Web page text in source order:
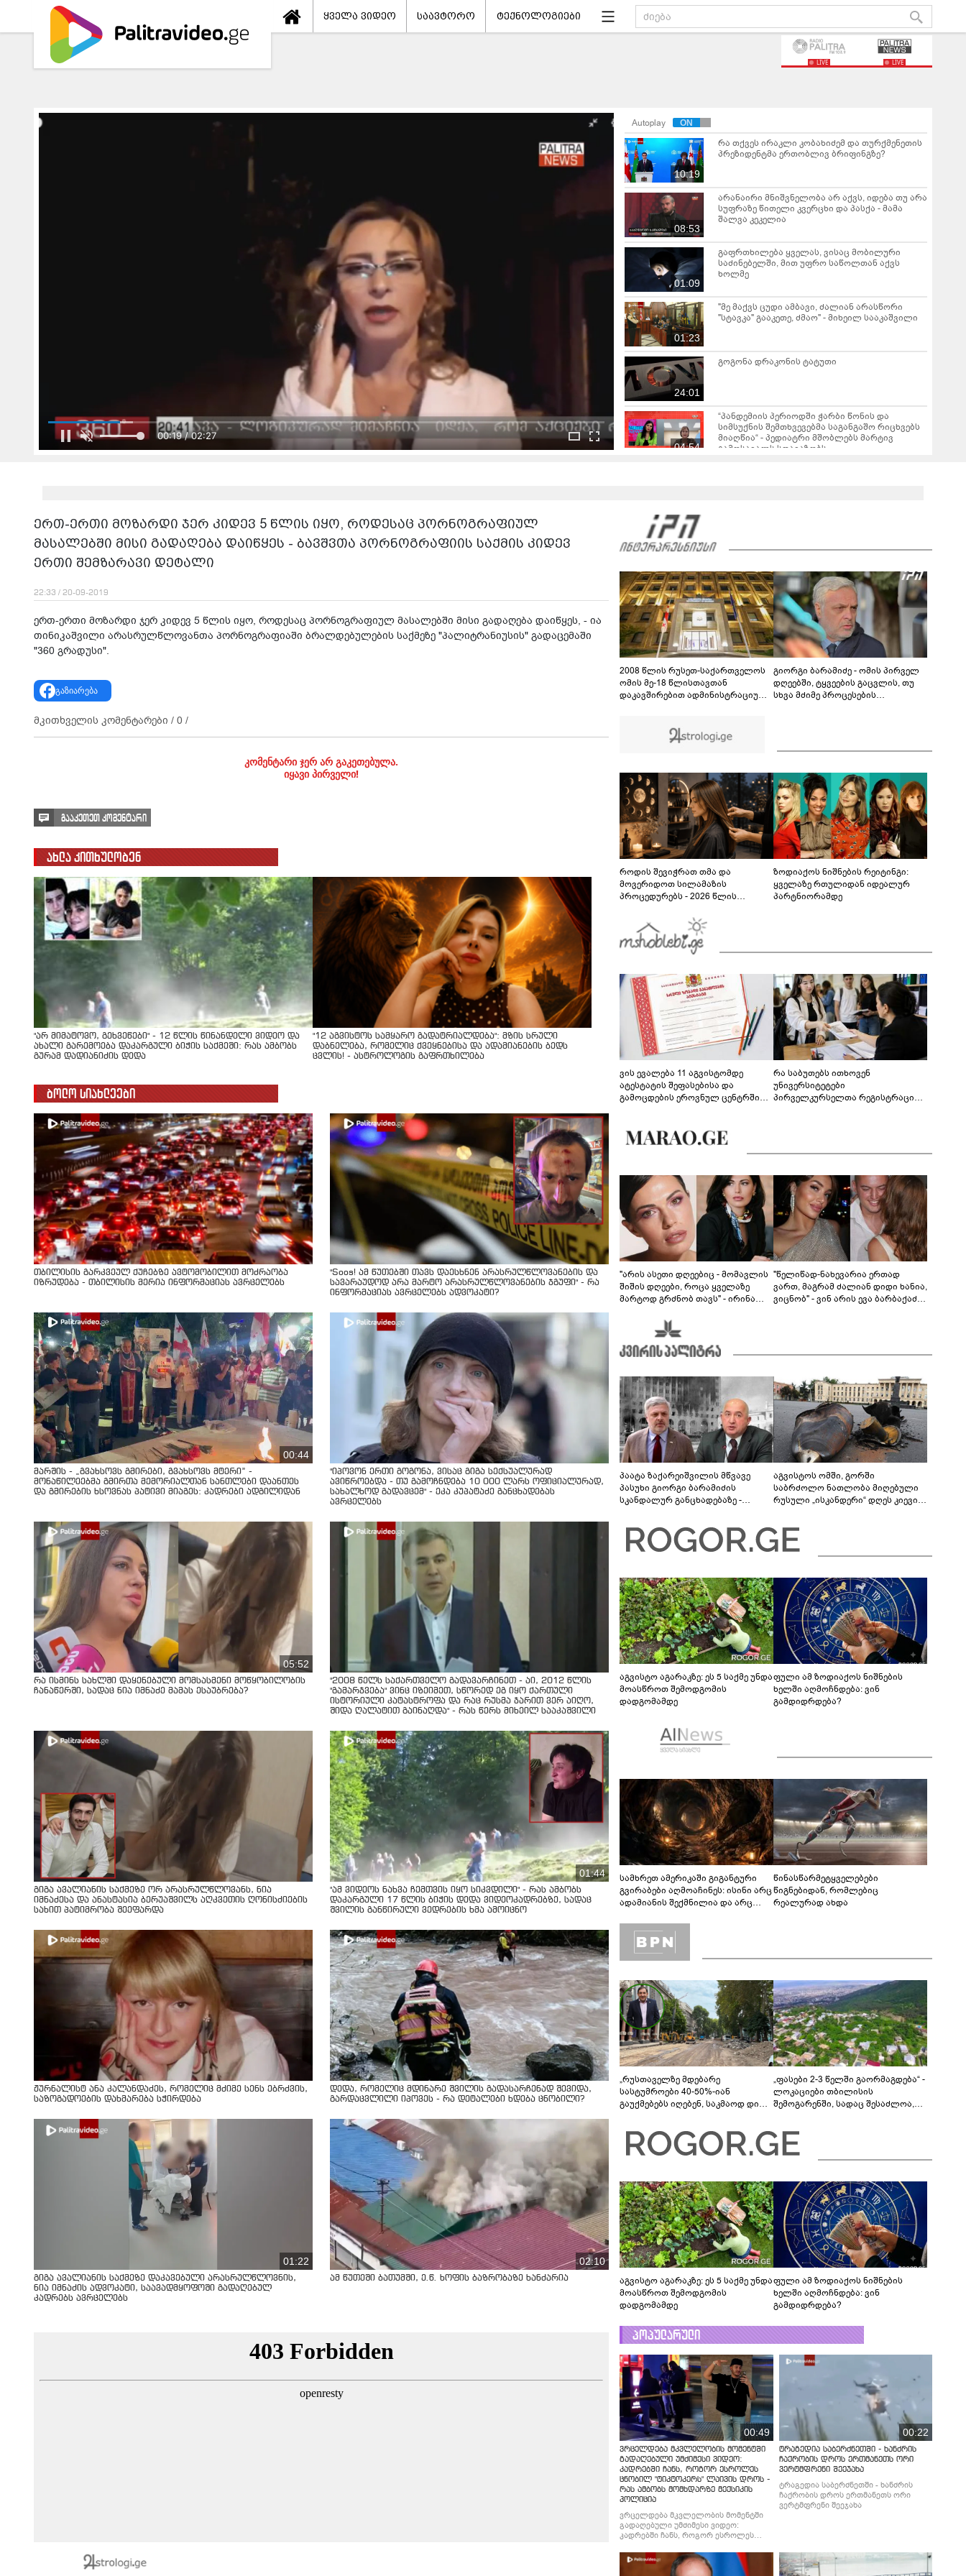
ყველა ვიდეო საავტორო ტექნოლოგიები
LIVE LIVE
00:21 / 02:27
Autoplay
10:19
რა თქვეს ირაკლი კობახიძემ და თურქმენეთის
პრეზიდენტმა ერთობლივ ბრიფინგზე?
08:53
არანაირი მნიშვნელობა არ აქვს, იდება თუ არა
სუფრაზე წითელი კვერცხი და პასქა - მამა
შალვა კეკელია
01:09
გაფრთხილება ყველას, ვისაც მობილური
საძინებელში, მით უფრო საწოლთან აქვს
ხოლმე
01:23
"მე მაქვს ცუდი ამბავი, ძალიან არასწორი
"სტავკა" გააკეთე, ძმაო" - მიხეილ სააკაშვილი
24:01
გოგონა დრაკონის ტატუთი
04:54
“პანდემიის პერიოდში ჭარბი წონის და
სიმსუქნის შემთხვევებმა საგანგაშო რიცხვებს
მიაღწია“ - პედიატრი მშობლებს მარტივ
გამოსავალს სთავაზობს
ეკონომიკური მდგომარეობა გაუარესდა
25:37
ბებიას გვარს ამოფარებული მისტერ ფაულერი
- 5 განსხვავებული როლი და ფილმი
04:16
“სატრანსპორტო საშუალება, რომელსაც
ტექინსპექტირების ვადა აქვს გასული,
გავატარე კამერებთან რამდენიმე ქალაქში,
ერთი ჯარიმაც არ გამოწერილა“- დავით
მესხიშვილი ახალ პრობლემაზე საუბრობს
ერთ-ერთი მოზარდი ჯერ კიდევ 5 წლის იყო, როდესაც პორნოგრაფიულ
მასალებში მისი გადაღება დაიწყეს - ბავშვთა პორნოგრაფიის საქმის კიდევ
ერთი შემზარავი დეტალი
22:33 / 20-09-2019
ერთ-ერთი მოზარდი ჯერ კიდევ 5 წლის იყო, როდესაც პორნოგრაფიულ მასალებში მისი გადაღება დაიწყეს, - ია
თინიკაშვილი არასრულწლოვანთა პორნოგრაფიაში ბრალდებულების საქმეზე "პალიტრანიუსის" გადაცემაში
"360 გრადუსი".
გაზიარება
მკითხველის კომენტარები / 0 /
კომენტარი ჯერ არ გაკეთებულა.
იყავი პირველი!
გააკეთეთ კომენტარი
ახლა კითხულობენ
"არ მიმატოვო, გეხვეწები" - 12 წლის წინანდელი ვიდეო და
ახალი გარემოება დაკარგული ბიჭის საქმეში: რას ამბობს
გურამ დადიანიძის დედა
"12 აგვისტოს სამყარო გადატრიალდება": მზის სრული
დაბნელება, რომელიც ქვეყნებისა და ადამიანების ბედს
ცვლის! - ასტროლოგის გაფრთხილება
ბოლო სიახლეები
თბილისის გარკვეულ ქუჩებზე ავტომობილით მოძრაობა
იზრუდება - თბილისის მერია ინფორმაციას ავრცელებს
"Soos! ამ წუთებში თავს დაესხნენ არასრულწლოვანების და
სავარაუდოდ არა მარტო არასრულწლოვანების ჯგუფი" - რა
ინფორმაციას ავრცელებს ადვოკატი?
00:44
მარშის - „გვახსოვს გმირები, გვახსოვს მტერი” -
მონაწილეებმა გმირთა მემორიალთან სანთლები დაანთეს
და გმირების ხსოვნას პატივი მიაგეს: კადრები ადგილიდან
"იპოვონ ერთი გოგონა, ვისაც გიგა სექსუალურად
ავიწროებდა - თუ გამოჩნდება 10 000 ლარს ოფიციალურად,
სახალხოდ გადავცემ" - ეკა კუპატაძე განცხადებას
ავრცელებს
05:52
რა ისმინს სახლში დაყენებული მომსასმენი მოწყობილობის
ჩანაწერში, სადაც ნია იმნაძე მამას ესაუბრება?
"2008 წელს საქართველო გადავარჩინეთ - აი, 2012 წლის
"გამარჯვება" ვინც იზეიმეთ, სწორედ ეგ იყო ქართული
ისტორიული კატასტროფა და რაც რუსმა ჯარით ვერ აიღო,
შიდა ღალატით გაინაღდა" - რას წერს მიხეილ სააკაშვილი
გიგა ავალიანის საქმეზე ორ არასრულწლოვანს, ნია
იმნაძესა და ანასტასია ბერუაშვილს აღკვეთის ღონისძიების
სახით პატიმრობა შეეფარდა
01:44
"ამ ვიდეოს ნახვა ჩემთვის იყო სიკვდილი" - რას ამბობს
დაკარგული 17 წლის ბიჭის დედა ვიდეოკადრებზე, სადაც
შვილის განწირული ვედრების ხმა ამოიცნო
ჟურნალისტ ანა კალანდაძეს, რომელიც მძიმე სენს ებრძვის,
საზოგადოების დახმარება სჭირდება
დედა, რომელიც მდინარე შვილის გადასარჩენად შევიდა,
გარდაცვლილი იპოვეს - რა დეტალები ხდება ცნობილი?
01:22
გიგა ავალიანის საქმეზე დაკავებული არასრულწლოვნის,
ნია იმნაძის ადვოკატი, საავადმყოფოში გადაღებულ
კადრებს ავრცელებს
02:10
ამ წუთეში ბათუმში, ე.წ. ხოფის ბაზრობაზე ხანძარია
2008 წლის რუსეთ-საქართველოს
ომის მე-18 წლისთავთან
დაკავშირებით ადმინისტრაციულ
გიორგი ბარამიძე - ომის პირველ
დღეებში, ტყვეების გაცვლის, თუ
სხვა მძიმე პროცესების
ვიცი
როდის შევიჭრათ თმა და
მოვერიდოთ სილამაზის
პროცედურებს - 2026 წლის
გზამკვლევი
ზოდიაქოს ნიშნების რეიტინგი:
ყველაზე რთულიდან იდეალურ
პარტნიორამდე
ვის ევალება 11 აგვისტომდე
ატესტატის შეფასებისა და
გამოცდების ეროვნულ ცენტრში
რა საბუთებს ითხოვენ
უნივერსიტეტები
პირველკურსელთა რეგისტრაციის
"არის ასეთი დღეებიც - მომავლის
შიშის დღეები, როცა ყველაზე
მარტოდ გრძნობ თავს" - ირინა
"წელიწად-ნახევარია ერთად
ვართ, მაგრამ ძალიან დიდი ხანია,
ვიცნობ" - ვინ არის ევა ბარბაქაძის
პაატა ზაქარეიშვილის მწვავე
პასუხი გიორგი ბარამიძის
სკანდალურ განცხადებაზე -
გადმოვასვენე... ბარამიძე კი
ტყუის"
აგვისტოს ომში, გორში
საბრძოლო ნათლობა მიღებული
რუსული „ისკანდერი“ დღეს კიევის
აგვისტო აგარაკზე: ეს 5 საქმე უნდა
მოასწროთ შემოდგომის
დადგომამდე
ფული ამ ზოდიაქოს ნიშნების
ხელში აღმოჩნდება: ვინ
გამდიდრდება?
სამხრეთ ამერიკაში გიგანტური
გვირაბები აღმოაჩინეს: ისინი არც
ადამიანის შექმნილია და არც
ლაბირინთები?
წინასწარმეტყველებები
წიგნებიდან, რომლებიც
რეალურად ახდა
„რუსთაველზე მდებარე
სასტუმროები 40-50%-იან
გაუქმებებს იღებენ, საკმაოდ დიდი
შეხვდებოდა“
„ფასები 2-3 წელში გაორმაგდება“ -
ლოკაციები თბილისის
შემოგარენში, სადაც შესაძლოა,
აგვისტო აგარაკზე: ეს 5 საქმე უნდა
მოასწროთ შემოდგომის
დადგომამდე
ფული ამ ზოდიაქოს ნიშნების
ხელში აღმოჩნდება: ვინ
გამდიდრდება?
პოპულარული
00:49
ვრცელდება მკვლელობის მომენტში
გადაღებული უმძიმესი ვიდეო:
კადრებში ჩანს, როგორ ესროლეს
ცნობილ "ტიკტოკერს" ლაივის დროს -
რას ამბობს მომხდარზე მექსიკის
პოლიცია
ვრცელდება მკვლელობის მომენტში
გადაღებული უმძიმესი ვიდეო:
კადრებში ჩანს, როგორ ესროლეს
რას ამბობს მომხდარზე მექსიკის
პოლიცია
00:22
ტრაგედია საბერძნეთში - ხანძრის
ჩაქრობის დროს ერთმანეთს ორი
ვერტმფრენი შეეჯახა
ტრაგედია საბერძნეთში - ხანძრის
ჩაქრობის დროს ერთმანეთს ორი
ვერტმფრენი შეეჯახა